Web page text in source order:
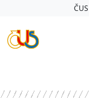
ČUS